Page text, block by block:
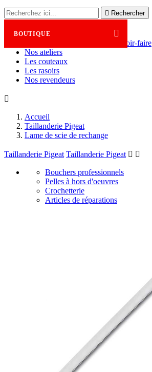
 Rechercher

BOUTIQUE
Savoir-faire
Nos ateliers
Les couteaux
Les rasoirs
Nos revendeurs

Accueil
Taillanderie Pigeat
Lame de scie de rechange
Taillanderie Pigeat Taillanderie Pigeat  
Bouchers professionnels
Pelles à hors d'oeuvres
Crochetterie
Articles de réparations